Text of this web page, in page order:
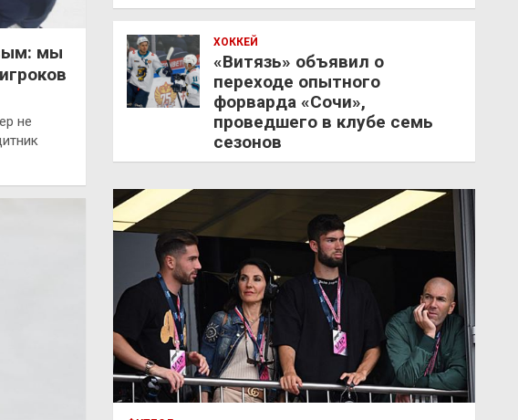
мы
не
ХОККЕЙ
«Витязь» объявил о
переходе опытного
форварда «Сочи»,
проведшего в клубе семь
сезонов